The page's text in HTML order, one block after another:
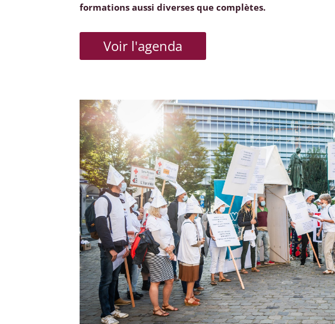
formations aussi diverses que complètes.
Voir l'agenda